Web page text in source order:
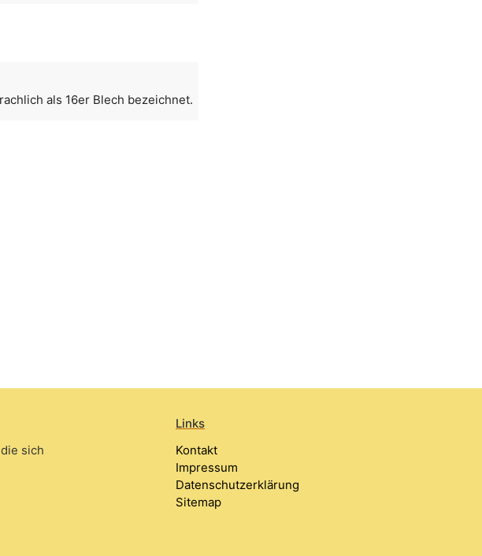
als 16er Blech bezeichnet.
sich
Links
Kontakt
Impressum
Datenschutzerklärung
Sitemap